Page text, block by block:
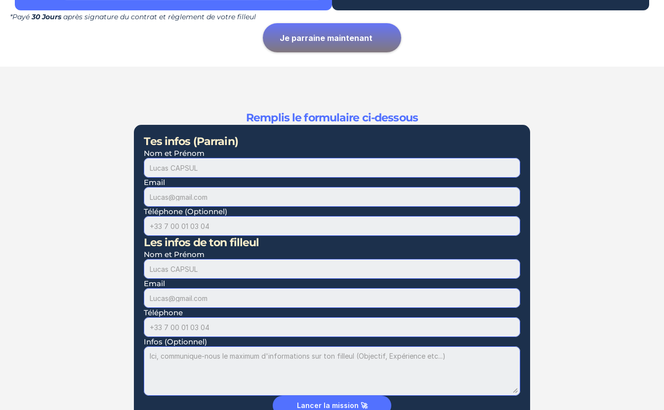
*Payé 30 Jours après signature du contrat et règlement de votre filleul
Je parraine maintenant
Remplis le formulaire ci-dessous
Tes infos (Parrain)
Nom et Prénom
Email
Téléphone (Optionnel)
Les infos de ton filleul
Nom et Prénom
Email
Téléphone
Infos (Optionnel)
Lancer la mission 🚀